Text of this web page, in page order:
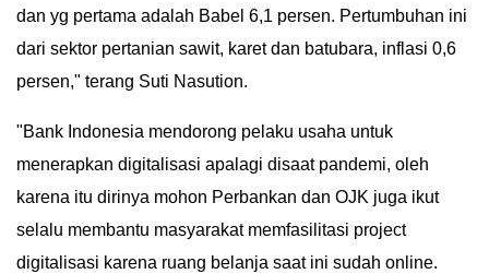
dan yg pertama adalah Babel 6,1 persen. Pertumbuhan ini
dari sektor pertanian sawit, karet dan batubara, inflasi 0,6
persen," terang Suti Nasution.
"Bank Indonesia mendorong pelaku usaha untuk
menerapkan digitalisasi apalagi disaat pandemi, oleh
karena itu dirinya mohon Perbankan dan OJK juga ikut
selalu membantu masyarakat memfasilitasi project
digitalisasi karena ruang belanja saat ini sudah online.